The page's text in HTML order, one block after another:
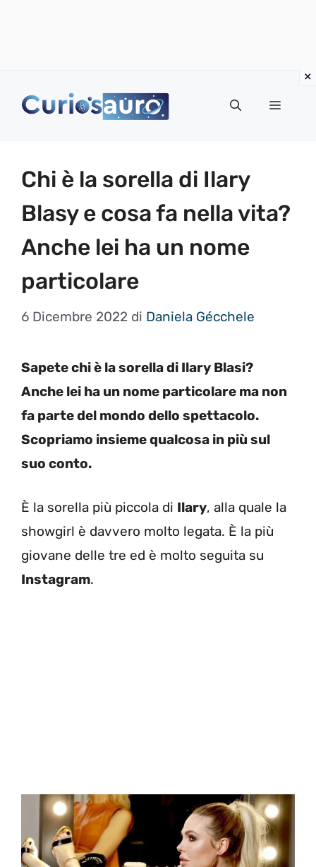
Menu
Chi è la sorella di Ilary
Blasy e cosa fa nella vita?
Anche lei ha un nome
particolare
6 Dicembre 2022 di Daniela Gécchele
Sapete chi è la sorella di Ilary Blasi?
Anche lei ha un nome particolare ma non
fa parte del mondo dello spettacolo.
Scopriamo insieme qualcosa in più sul
suo conto.
È la sorella più piccola di Ilary, alla quale la
showgirl è davvero molto legata. È la più
giovane delle tre ed è molto seguita su
Instagram.